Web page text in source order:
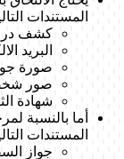
المستندات
كشف
البريد
صورة
صور
شهادة
أما بالنسبة
المستندات
جواز